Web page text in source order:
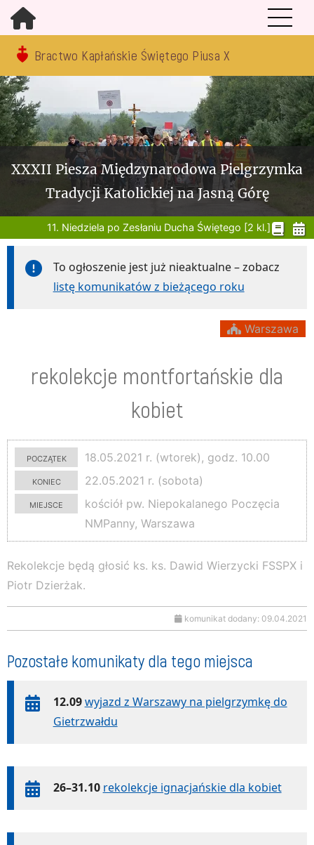
Bractwo Kapłańskie Świętego Piusa X
XXXII Piesza Międzynarodowa Pielgrzymka
Tradycji Katolickiej na Jasną Górę
11. Niedziela po Zesłaniu Ducha Świętego [2 kl.]
To ogłoszenie jest już nieaktualne – zobacz
listę komunikatów z bieżącego roku
Warszawa
rekolekcje montfortańskie dla
kobiet
początek
18.05.2021 r. (wtorek), godz. 10.00
koniec
22.05.2021 r. (sobota)
miejsce
kościół pw. Niepokalanego Poczęcia
NMPanny, Warszawa
Rekolekcje będą głosić ks. ks. Dawid Wierzycki FSSPX i
Piotr Dzierżak.
komunikat dodany: 09.04.2021
Pozostałe komunikaty dla tego miejsca
12.09 wyjazd z Warszawy na pielgrzymkę do
Gietrzwałdu
26–31.10 rekolekcje ignacjańskie dla kobiet